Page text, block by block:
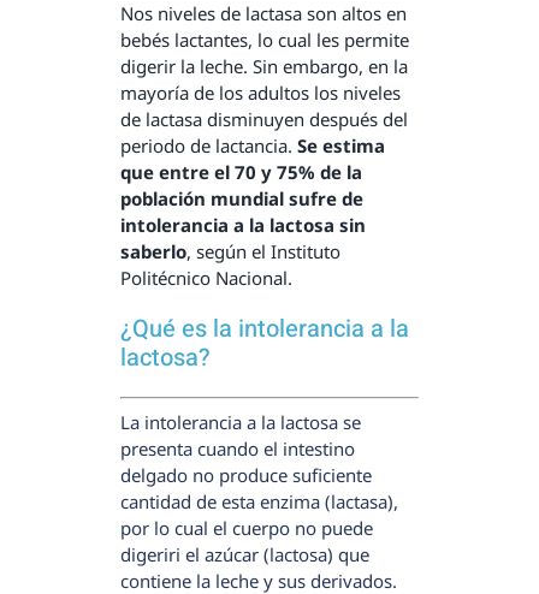
Nos niveles de lactasa son altos en
bebés lactantes, lo cual les permite
digerir la leche. Sin embargo, en la
mayoría de los adultos los niveles
de lactasa disminuyen después del
periodo de lactancia. Se estima
que entre el 70 y 75% de la
población mundial sufre de
intolerancia a la lactosa sin
saberlo, según el Instituto
Politécnico Nacional.
¿Qué es la intolerancia a la
lactosa?
La intolerancia a la lactosa se
presenta cuando el intestino
delgado no produce suficiente
cantidad de esta enzima (lactasa),
por lo cual el cuerpo no puede
digeriri el azúcar (lactosa) que
contiene la leche y sus derivados.